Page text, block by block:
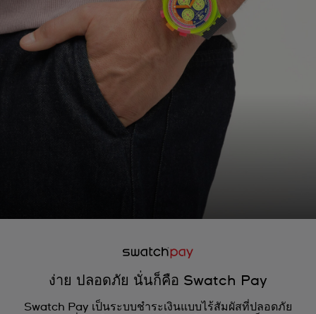
ง่าย ปลอดภัย นั่นก็คือ Swatch Pay
Swatch Pay เป็นระบบชำระเงินแบบไร้สัมผัสที่ปลอดภัย